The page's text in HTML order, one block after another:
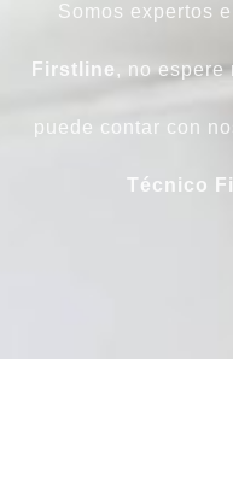
Somos expertos
Firstline , no espere
puede contar con
Técnico